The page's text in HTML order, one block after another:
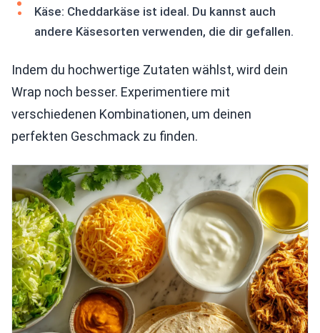
Käse: Cheddarkäse ist ideal. Du kannst auch
andere Käsesorten verwenden, die dir gefallen.
Indem du hochwertige Zutaten wählst, wird dein
Wrap noch besser. Experimentiere mit
verschiedenen Kombinationen, um deinen
perfekten Geschmack zu finden.